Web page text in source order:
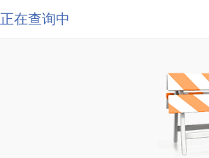
正在查询中